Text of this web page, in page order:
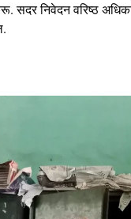
सदर निवेदन वरिष्ठ